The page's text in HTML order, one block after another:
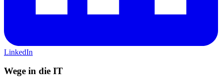
LinkedIn
Wege in die IT